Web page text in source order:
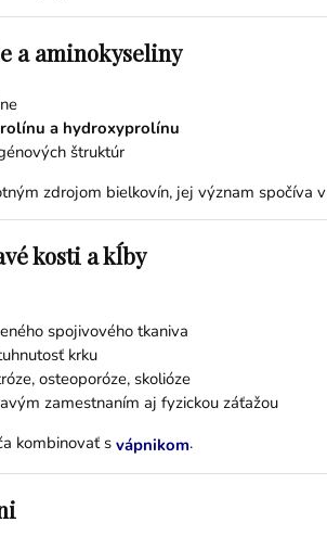
a aminokyseliny
a hydroxyprolínu
štruktúr
zdrojom bielkovín, jej význam spočíva v
kosti a kĺby
spojivového tkaniva
krku
osteoporóze, skolióze
zamestnaním aj fyzickou záťažou
kombinovať svápnikom.